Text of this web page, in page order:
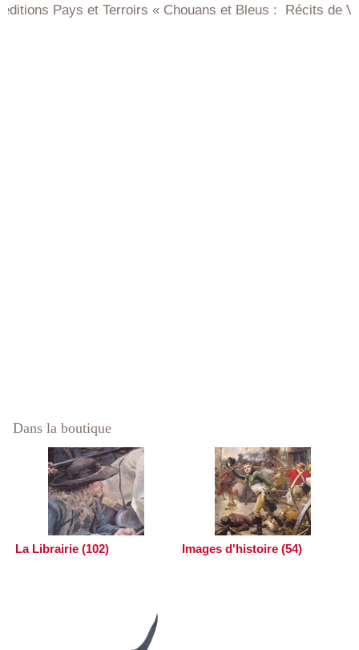
et Terroirs « Chouans et Bleus : Récits de Vendée et de
Dans la boutique
La Librairie (102) Images d'histoire (54)